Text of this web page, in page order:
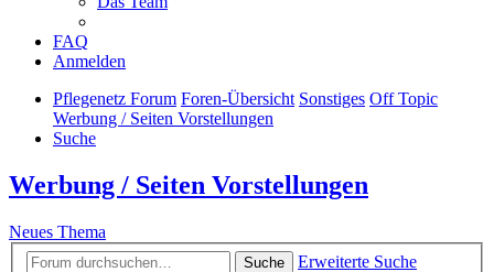
FAQ
Anmelden
Pflegenetz Forum Foren-Übersicht Sonstiges Off Topic
Werbung / Seiten Vorstellungen
Suche
Werbung / Seiten Vorstellungen
Neues Thema
Suche
Erweiterte Suche